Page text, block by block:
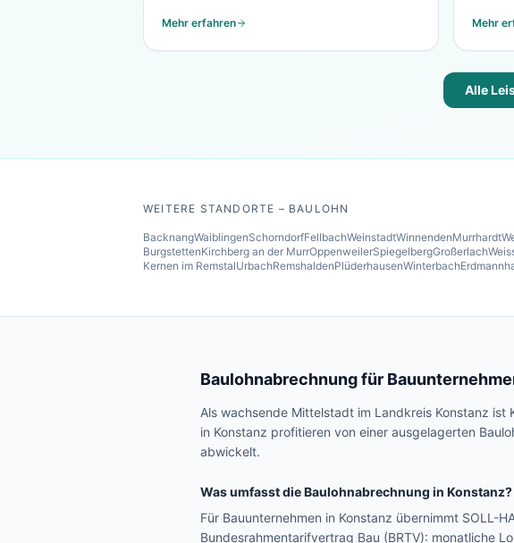
Mehr erfahren Mehr
Alle
WEITERE STANDORTE – BAULOHN
BacknangWaiblingenSchorndorfFellbachWeinstadtWinnendenMurrhardt
BurgstettenKirchberg an der MurrOppenweilerSpiegelbergGroßerlach
Kernen im RemstalUrbachRemshaldenPlüderhausenWinterbach
Baulohnabrechnung für
Als wachsende Mittelstadt im Landkreis Konstanz
in Konstanz profitieren von einer ausgelagerten
abwickelt.
Was umfasst die Baulohnabrechnung in Konstanz?
Für Bauunternehmen in Konstanz übernimmt SOLL-
Bundesrahmentarifvertrag Bau (BRTV): monatliche